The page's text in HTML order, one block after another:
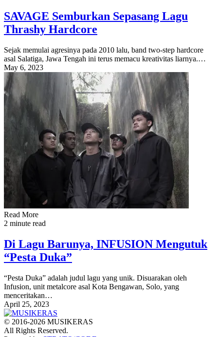
SAVAGE Semburkan Sepasang Lagu
Thrashy Hardcore
Sejak memulai agresinya pada 2010 lalu, band two-step hardcore
asal Salatiga, Jawa Tengah ini terus memacu kreativitas liarnya.…
May 6, 2023
Read More
2 minute read
Di Lagu Barunya, INFUSION Mengutuk
“Pesta Duka”
“Pesta Duka” adalah judul lagu yang unik. Disuarakan oleh
Infusion, unit metalcore asal Kota Bengawan, Solo, yang
menceritakan…
April 25, 2023
© 2016-2026 MUSIKERAS
All Rights Reserved.